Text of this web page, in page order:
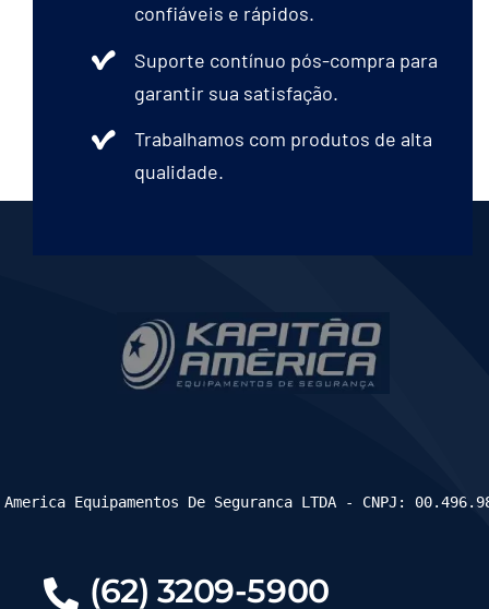
confiáveis e rápidos.
Suporte contínuo pós-compra para
garantir sua satisfação.
Trabalhamos com produtos de alta
qualidade.
(62) 3209-5900
Equipamentos De Seguranca LTDA - CNPJ: